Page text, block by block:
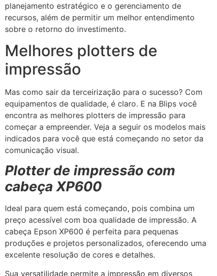
planejamento estratégico e o gerenciamento de
recursos, além de permitir um melhor entendimento
sobre o retorno do investimento.
Melhores plotters de
impressão
Mas como sair da terceirização para o sucesso? Com
equipamentos de qualidade, é claro. E na Blips você
encontra as melhores plotters de impressão para
começar a empreender. Veja a seguir os modelos mais
indicados para você que está começando no setor da
comunicação visual.
Plotter de impressão com
cabeça XP600
Ideal para quem está começando, pois combina um
preço acessível com boa qualidade de impressão. A
cabeça Epson XP600 é perfeita para pequenas
produções e projetos personalizados, oferecendo uma
excelente resolução de cores e detalhes.
Sua versatilidade permite a impressão em diversos